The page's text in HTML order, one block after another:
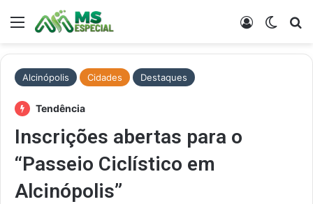
Menu Entrar
Alcinópolis Cidades Destaques
Tendência
Inscrições abertas para o
“Passeio Ciclístico em
Alcinópolis”